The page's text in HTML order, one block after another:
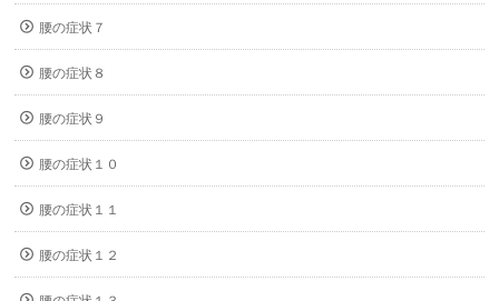
腰の症状７
腰の症状８
腰の症状９
腰の症状１０
腰の症状１１
腰の症状１２